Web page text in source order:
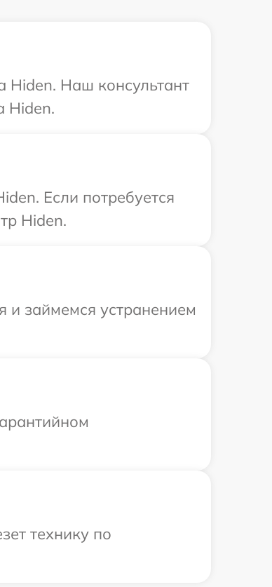
Hiden. Наш консультант
Hiden.
Если потребуется
Hiden.
и займемся устранением
технику по